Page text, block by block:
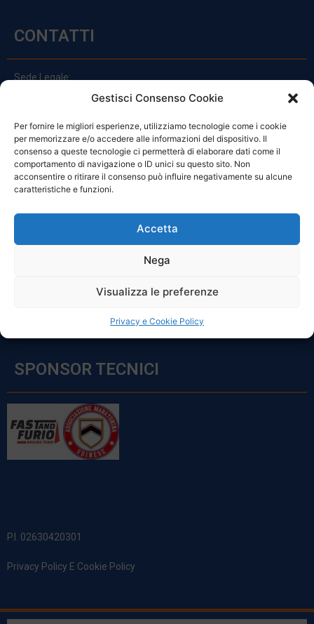
Gestisci Consenso Cookie
Per fornire le migliori esperienze, utilizziamo tecnologie come i cookie
per memorizzare e/o accedere alle informazioni del dispositivo. Il
consenso a queste tecnologie ci permetterà di elaborare dati come il
comportamento di navigazione o ID unici su questo sito. Non
acconsentire o ritirare il consenso può influire negativamente su alcune
caratteristiche e funzioni.
Accetta
Nega
Visualizza le preferenze
Privacy e Cookie Policy
CONTATTI
Sede Legale:
Via Principe Di Udine 144
clienti@officinefvg.it
info@officinefvg.it
posta@officinefvgpec.It
ORARI
Sabato: 8:00 – 12:00
SPONSOR TECNICI
P.I. 02630420301
Privacy Policy E Cookie Policy